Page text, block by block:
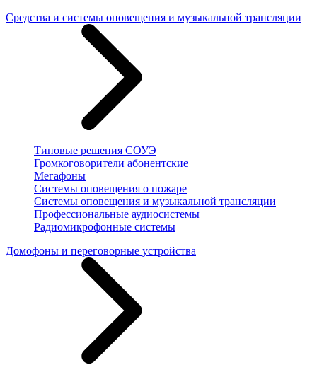
Средства и системы оповещения и музыкальной трансляции
Типовые решения СОУЭ
Громкоговорители абонентские
Мегафоны
Системы оповещения о пожаре
Системы оповещения и музыкальной трансляции
Профессиональные аудиосистемы
Радиомикрофонные системы
Домофоны и переговорные устройства